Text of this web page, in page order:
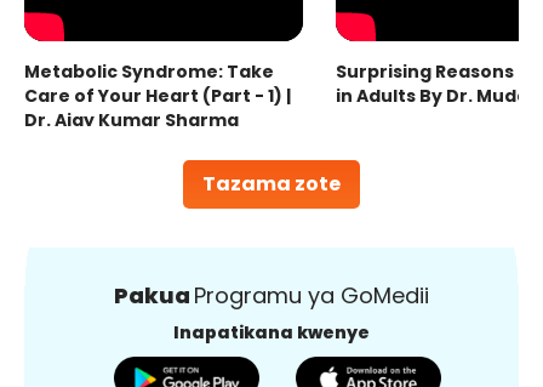
Tazama zote
Metabolic Syndrome: Take
Care of Your Heart (Part - 1) |
Dr. Ajay Kumar Sharma
Surprising Reasons
in Adults By Dr.
Pakua Programu ya GoMedii
Inapatikana kwenye